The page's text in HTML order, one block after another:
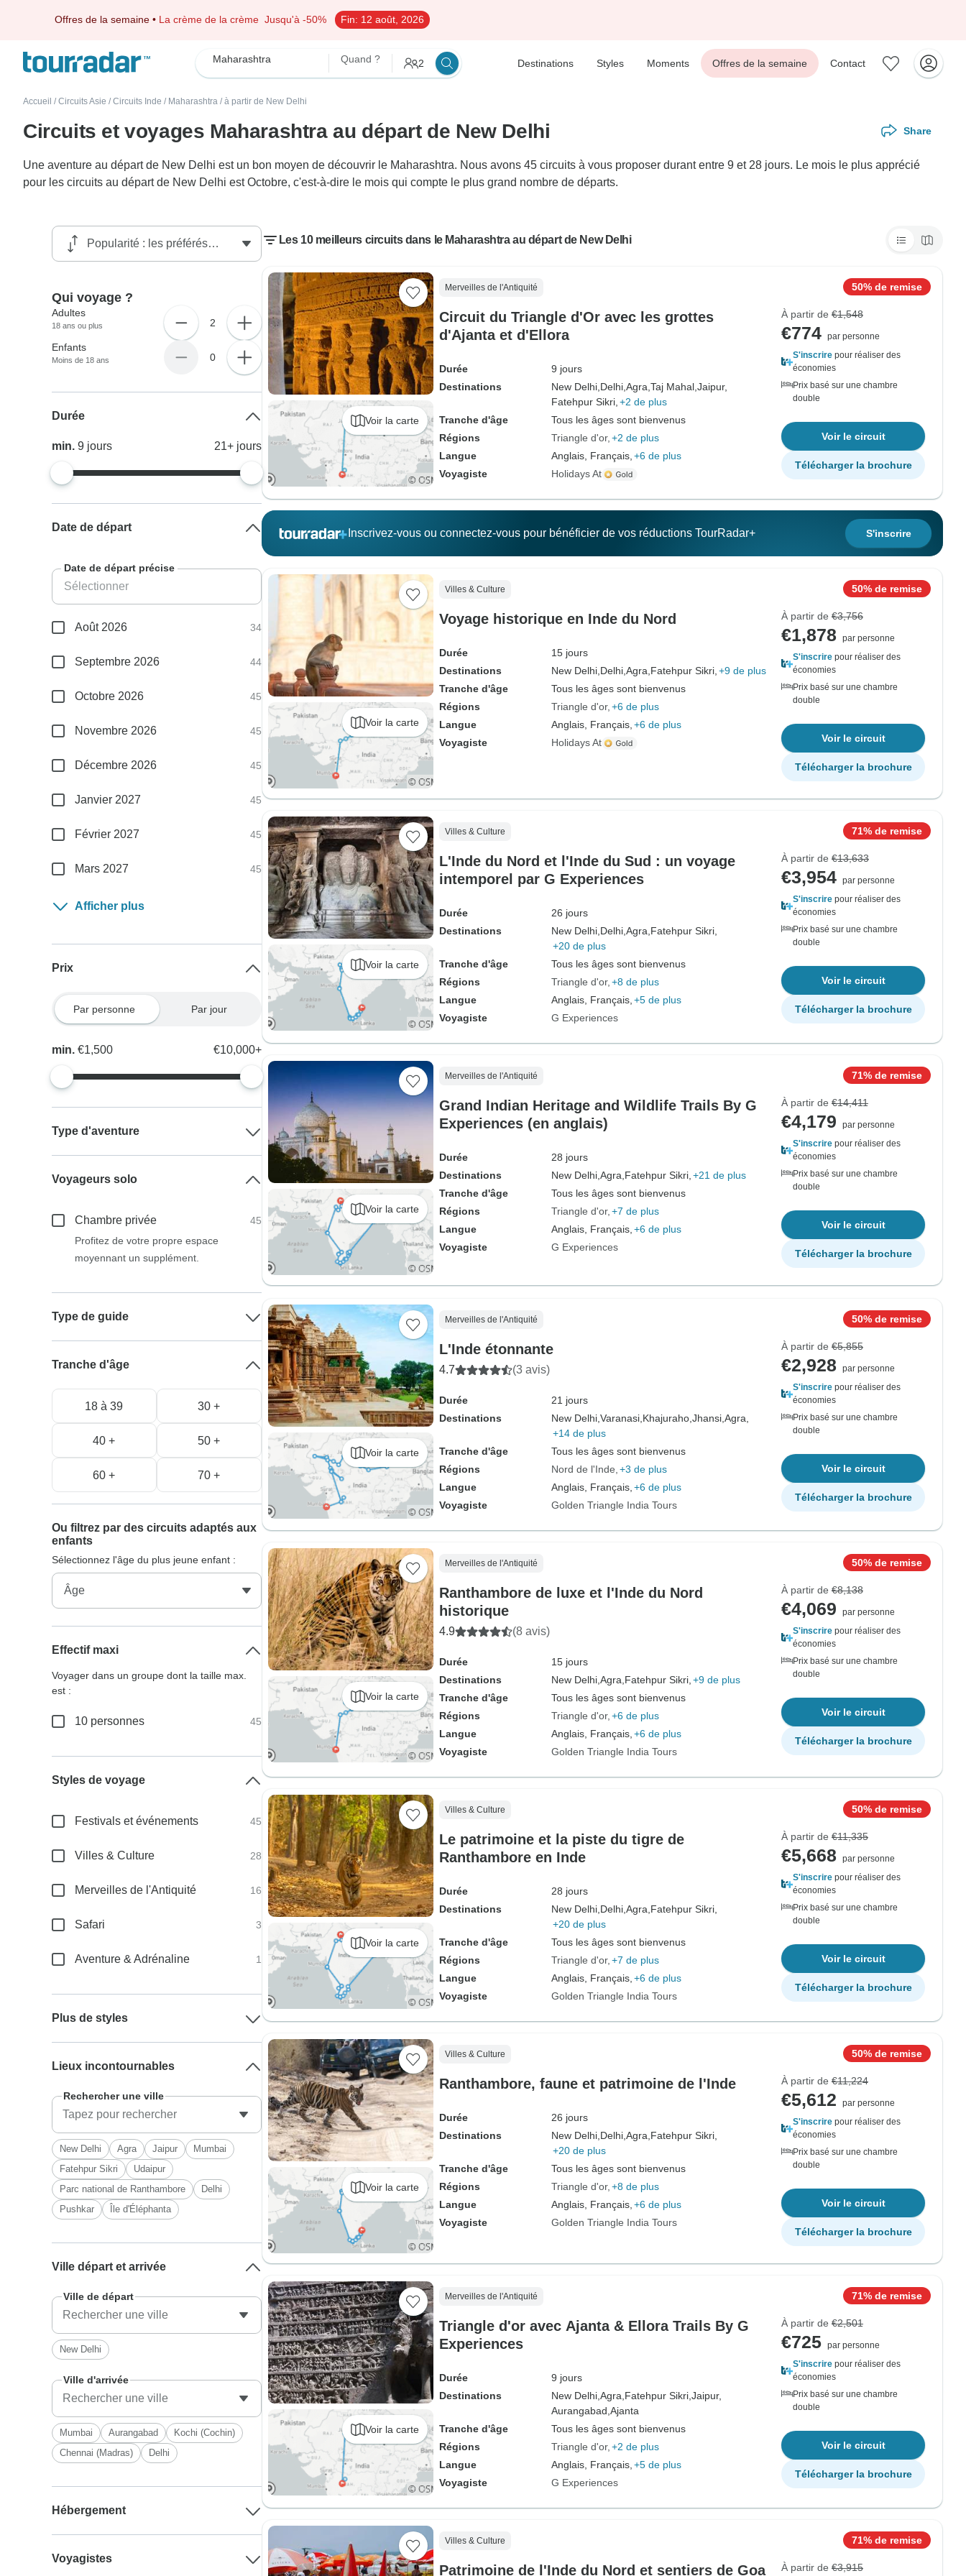
Offres de la semaine • La crème de la crème Jusqu'à -50% Fin: 12 août, 2026
Maharashtra Quand ? 2 Destinations Styles Moments Offres de la semaine Contact
Accueil / Circuits Asie / Circuits Inde / Maharashtra / à partir de New Delhi
Circuits et voyages Maharashtra au départ de New Delhi Share
Une aventure au départ de New Delhi est un bon moyen de découvrir le Maharashtra. Nous avons 45 circuits à vous proposer durant entre 9 et 28 jours. Le mois le plus apprécié
pour les circuits au départ de New Delhi est Octobre, c'est-à-dire le mois qui compte le plus grand nombre de départs.
Les 10 meilleurs circuits dans le Maharashtra au départ de New Delhi
Voir la carte
Merveilles de l'Antiquité
Circuit du Triangle d'Or avec les grottes
d'Ajanta et d'Ellora
Durée
9 jours
Destinations
New Delhi, Delhi, Agra, Taj Mahal, Jaipur,
Fatehpur Sikri, +2 de plus
Tranche d'âge
Tous les âges sont bienvenus
Régions
Triangle d'or +2 de plus
Langue
Anglais, Français, +6 de plus
Voyagiste
Holidays At
50% de remise
À partir de €1,548
€774 par personne
S'inscrire pour réaliser des
économies
Prix basé sur une chambre
double
Voir le circuit
Télécharger la brochure
Inscrivez-vous ou connectez-vous pour bénéficier de vos réductions TourRadar+ S'inscrire
Voir la carte
Villes & Culture
Voyage historique en Inde du Nord
Durée
15 jours
Destinations
New Delhi, Delhi, Agra, Fatehpur Sikri, +9 de plus
Tranche d'âge
Tous les âges sont bienvenus
Régions
Triangle d'or +6 de plus
Langue
Anglais, Français, +6 de plus
Voyagiste
Holidays At
50% de remise
À partir de €3,756
€1,878
par personne
S'inscrire pour réaliser des
économies
Prix basé sur une chambre
double
Voir le circuit
Télécharger la brochure
Voir la carte
Villes & Culture
L'Inde du Nord et l'Inde du Sud : un voyage
intemporel par G Experiences
Durée
26 jours
Destinations
New Delhi, Delhi, Agra, Fatehpur Sikri,
+20 de plus
Tranche d'âge
Tous les âges sont bienvenus
Régions
Triangle d'or +8 de plus
Langue
Anglais, Français, +5 de plus
Voyagiste
G Experiences
71% de remise
À partir de €13,633
€3,954 par personne
S'inscrire pour réaliser des
économies
Prix basé sur une chambre
double
Voir le circuit
Télécharger la brochure
Voir la carte
Merveilles de l'Antiquité
Grand Indian Heritage and Wildlife Trails By G
Experiences (en anglais)
Durée
28 jours
Destinations
New Delhi, Agra, Fatehpur Sikri, +21 de plus
Tranche d'âge
Tous les âges sont bienvenus
Régions
Triangle d'or +7 de plus
Langue
Anglais, Français, +6 de plus
Voyagiste
G Experiences
71% de remise
À partir de €14,411
€4,179
par personne
S'inscrire pour réaliser des
économies
Prix basé sur une chambre
double
Voir le circuit
Télécharger la brochure
Voir la carte
Merveilles de l'Antiquité
L'Inde étonnante
4.7 (3 avis)
Durée
21 jours
Destinations
New Delhi, Varanasi, Khajuraho, Jhansi, Agra,
+14 de plus
Tranche d'âge
Tous les âges sont bienvenus
Régions
Nord de l'Inde +3 de plus
Langue
Anglais, Français, +6 de plus
Voyagiste
Golden Triangle India Tours
50% de remise
À partir de €5,855
€2,928
par personne
S'inscrire pour réaliser des
économies
Prix basé sur une chambre
double
Voir le circuit
Télécharger la brochure
Voir la carte
Merveilles de l'Antiquité
Ranthambore de luxe et l'Inde du Nord
historique
4.9 (8 avis)
Durée
15 jours
Destinations
New Delhi, Agra, Fatehpur Sikri, +9 de plus
Tranche d'âge
Tous les âges sont bienvenus
Régions
Triangle d'or +6 de plus
Langue
Anglais, Français, +6 de plus
Voyagiste
Golden Triangle India Tours
50% de remise
À partir de €8,138
€4,069
par personne
S'inscrire pour réaliser des
économies
Prix basé sur une chambre
double
Voir le circuit
Télécharger la brochure
Voir la carte
Villes & Culture
Le patrimoine et la piste du tigre de
Ranthambore en Inde
Durée
28 jours
Destinations
New Delhi, Delhi, Agra, Fatehpur Sikri,
+20 de plus
Tranche d'âge
Tous les âges sont bienvenus
Régions
Triangle d'or +7 de plus
Langue
Anglais, Français, +6 de plus
Voyagiste
Golden Triangle India Tours
50% de remise
À partir de €11,335
€5,668
par personne
S'inscrire pour réaliser des
économies
Prix basé sur une chambre
double
Voir le circuit
Télécharger la brochure
Voir la carte
Villes & Culture
Ranthambore, faune et patrimoine de l'Inde
Durée
26 jours
Destinations
New Delhi, Delhi, Agra, Fatehpur Sikri,
+20 de plus
Tranche d'âge
Tous les âges sont bienvenus
Régions
Triangle d'or +8 de plus
Langue
Anglais, Français, +6 de plus
Voyagiste
Golden Triangle India Tours
50% de remise
À partir de €11,224
€5,612
par personne
S'inscrire pour réaliser des
économies
Prix basé sur une chambre
double
Voir le circuit
Télécharger la brochure
Voir la carte
Merveilles de l'Antiquité
Triangle d'or avec Ajanta & Ellora Trails By G
Experiences
Durée
9 jours
Destinations
New Delhi, Agra, Fatehpur Sikri, Jaipur,
Aurangabad, Ajanta
Tranche d'âge
Tous les âges sont bienvenus
Régions
Triangle d'or +2 de plus
Langue
Anglais, Français, +5 de plus
Voyagiste
G Experiences
71% de remise
À partir de €2,501
€725 par personne
S'inscrire pour réaliser des
économies
Prix basé sur une chambre
double
Voir le circuit
Télécharger la brochure
Villes & Culture
Patrimoine de l'Inde du Nord et sentiers de Goa
71% de remise
À partir de €3,915
Qui voyage ?
Adultes
18 ans ou plus 2
Enfants
Moins de 18 ans 0
Durée
min.9 jours 21+ jours
Date de départ
Date de départ précise
Août 2026 34
Septembre 2026 44
Octobre 2026 45
Novembre 2026 45
Décembre 2026 45
Janvier 2027 45
Février 2027 45
Mars 2027 45
Afficher plus
Prix
Par personne Par jour
min.€1,500 €10,000+
Type d'aventure
Voyageurs solo
Chambre privée
45
Profitez de votre propre espace
moyennant un supplément.
Type de guide
Tranche d'âge
18 à 39 30 +
40 + 50 +
60 + 70 +
Ou filtrez par des circuits adaptés aux
enfants
Sélectionnez l'âge du plus jeune enfant :
Effectif maxi
Voyager dans un groupe dont la taille max.
est :
10 personnes 45
Styles de voyage
Festivals et événements 45
Villes & Culture 28
Merveilles de l'Antiquité 16
Safari 3
Aventure & Adrénaline 1
Plus de styles
Lieux incontournables
Rechercher une ville
New Delhi Agra Jaipur
Mumbai
Fatehpur Sikri
Udaipur
Parc national de Ranthambore
Delhi
Pushkar
Île d'Éléphanta
Ville départ et arrivée
Ville de départ
New Delhi
Ville d'arrivée
Mumbai Aurangabad
Kochi (Cochin)
Chennai (Madras)
Delhi
Hébergement
Voyagistes